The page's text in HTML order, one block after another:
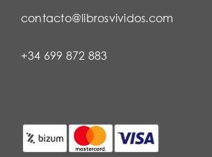
contacto@librosvividos.com
+34 699 872 883